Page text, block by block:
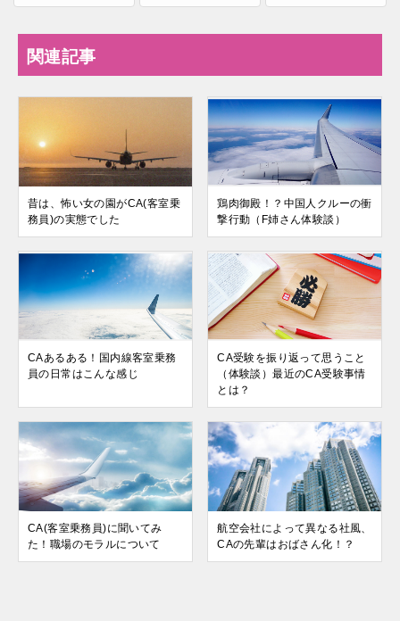
関連記事
昔は、怖い女の園がCA(客室乗
務員)の実態でした
鶏肉御殿！？中国人クルーの衝
撃行動（F姉さん体験談）
CAあるある！国内線客室乗務
員の日常はこんな感じ
CA受験を振り返って思うこと
（体験談）最近のCA受験事情
とは？
CA(客室乗務員)に聞いてみ
た！職場のモラルについて
航空会社によって異なる社風、
CAの先輩はおばさん化！？